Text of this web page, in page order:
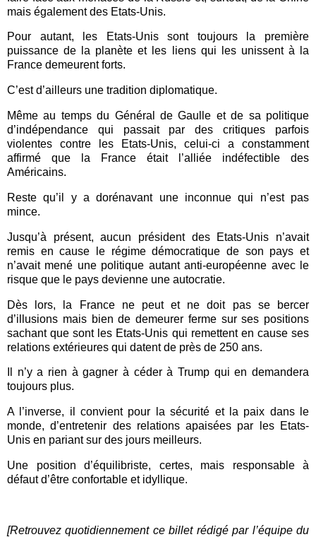
mais également des Etats-Unis.
Pour autant, les Etats-Unis sont toujours la première
puissance de la planète et les liens qui les unissent à la
France demeurent forts.
C’est d’ailleurs une tradition diplomatique.
Même au temps du Général de Gaulle et de sa politique
d’indépendance qui passait par des critiques parfois
violentes contre les Etats-Unis, celui-ci a constamment
affirmé que la France était l’alliée indéfectible des
Américains.
Reste qu’il y a dorénavant une inconnue qui n’est pas
mince.
Jusqu’à présent, aucun président des Etats-Unis n’avait
remis en cause le régime démocratique de son pays et
n’avait mené une politique autant anti-européenne avec le
risque que le pays devienne une autocratie.
Dès lors, la France ne peut et ne doit pas se bercer
d’illusions mais bien de demeurer ferme sur ses positions
sachant que sont les Etats-Unis qui remettent en cause ses
relations extérieures qui datent de près de 250 ans.
Il n’y a rien à gagner à céder à Trump qui en demandera
toujours plus.
A l’inverse, il convient pour la sécurité et la paix dans le
monde, d’entretenir des relations apaisées par les Etats-
Unis en pariant sur des jours meilleurs.
Une position d’équilibriste, certes, mais responsable à
défaut d’être confortable et idyllique.
[Retrouvez quotidiennement ce billet rédigé par l’équipe du